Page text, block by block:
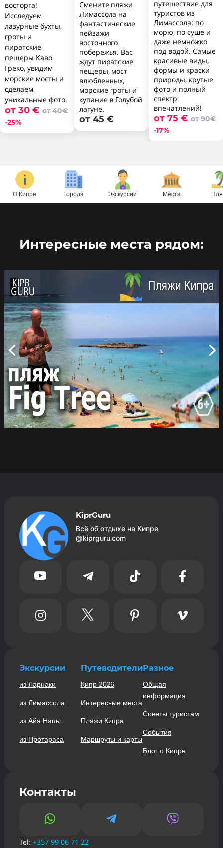
восторга!
Исследуем
лазурные бухты,
гроты и
пиратские
пещеры Каво
Греко, увидим
морские мосты и
сделаем
уникальные фото.
от 30 € от 40€
-25%
Смените пляжи
Лимассола на
фантастические
пейзажи
восточного
побережья. Вас
ждут пиратские
пещеры, мост
влюбленных,
морские гроты и
купание в Голубой
лагуне.
от 45 €
путешествие для
туристов из
Лимассола: по
морю, по суше и
даже немножко
под водой. Самые
красивые виды,
формы и краски
природы, крутые
фото и полный
спектр
впечатлений!
от 75 €от 90€
-17%
О Кипре Города Экскурсии Места
Интересные места рядом:
KiprGuru
Всё об отдыхе на Кипре
@kiprguru.com
   
   
Экскурсии
из Ларнаки
из Лимассола
из Айя Напы
из Протараса
Путеводители
Кипр 2026
Интересные места
Пляжи Кипра
Маршруты и карты
Разное
Общая
информация
Советы туристам
События
Блог о Кипре
Контакты
  
Tel: +357 99 06 71 22